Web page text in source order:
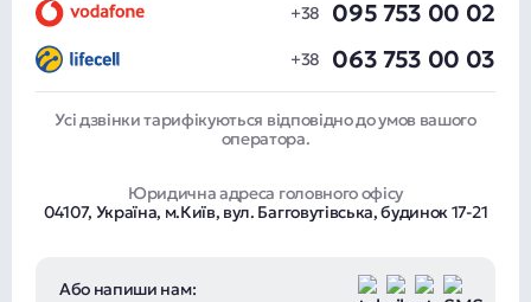
095 753 00 02
063 753 00 03
Усі дзвінки тарифікуються відповідно до умов вашого
оператора.
Юридична адреса головного офісу
04107, Україна, м.Київ, вул. Багговутівська, будинок 17-21
Або напиши нам: